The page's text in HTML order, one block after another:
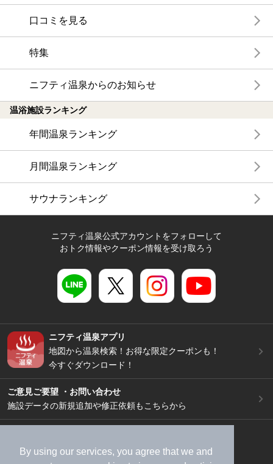
By using our services, you agree that we and
口コミを見る
特集
ニフティ温泉からのお知らせ
温浴施設ランキング
年間温泉ランキング
月間温泉ランキング
サウナランキング
ニフティ温泉公式アカウントをフォローして
おトク情報やクーポン情報を受け取ろう
ニフティ温泉アプリ
地図から温泉検索！お得な限定クーポンも！
今すぐダウンロード！
ご意見ご要望 ・お問い合わせ
施設データの新規追加や修正依頼もこちらから
加盟店募集（資料請求）
広告出稿のご案内